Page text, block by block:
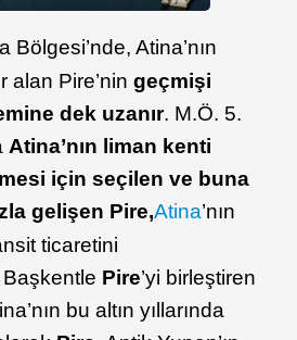
Bölgesi’nde, Atina’nın
alan Pire’nin geçmişi
dek uzanır. M.Ö. 5.
Atina’nın liman kenti
için seçilen ve buna
gelişen Pire,Atina’nın
ticaretini
Pire’yi birleştiren
bu altın yıllarında